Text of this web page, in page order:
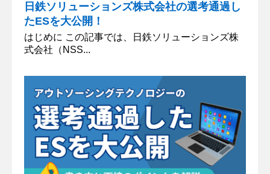
日鉄ソリューションズ株式会社の選考通過し
たESを大公開！
はじめに この記事では、日鉄ソリューションズ株
式会社（NSS...